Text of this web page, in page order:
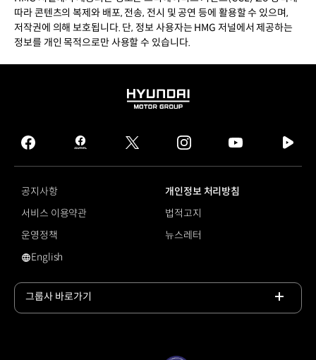
따라 콘텐츠의 복제와 배포, 전송, 전시 및 공연 등에 활용할 수 있으며,
저작권에 의해 보호됩니다. 단, 정보 사용자는 HMG 저널에서 제공하는
정보를 개인 목적으로만 사용할 수 있습니다.
HYUNDAI
GROUP
facebook
hmg
journal
twitter instagram
tv
공지사항
개인정보 처리방침
서비스 이용약관
법적고지
운영정책
뉴스레터
영문 사이트로 이동
English
그룹사 바로가기